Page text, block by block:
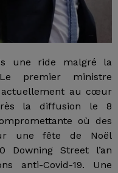
une ride malgré la
premier ministre
actuellement au cœur
la diffusion le 8
où des
une fête de Noël
Downing Street l’an
anti-Covid-19. Une